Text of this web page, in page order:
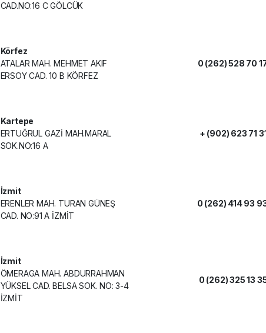
CAD.NO:16 C GÖLCÜK
Körfez
ATALAR MAH. MEHMET AKIF
ERSOY CAD. 10 B KÖRFEZ
0 (262) 528 70
Kartepe
ERTUĞRUL GAZİ MAH.MARAL
SOK.NO:16 A
+ (902) 623 71
İzmit
ERENLER MAH. TURAN GÜNEŞ
CAD. NO:91 A İZMİT
0 (262) 414 93
İzmit
ÖMERAGA MAH. ABDURRAHMAN
YÜKSEL CAD. BELSA SOK. NO: 3-4
İZMİT
0 (262) 325 13